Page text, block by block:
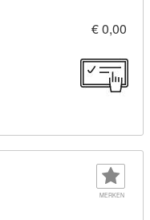
€ 0,00
MERKEN